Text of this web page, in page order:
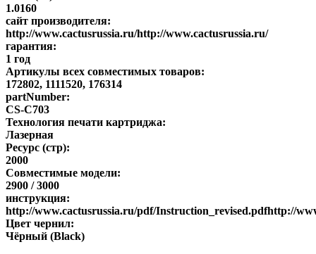
1.0160
сайт производителя:
http://www.cactusrussia.ru/http://www.cactusrussia.ru/
гарантия:
1 год
Артикулы всех совместимых товаров:
172802, 1111520, 176314
partNumber:
CS-C703
Технология печати картриджа:
Лазерная
Ресурс (стр):
2000
Совместимые модели:
2900 / 3000
инструкция:
http://www.cactusrussia.ru/pdf/Instruction_revised.pdfhttp://
Цвет чернил:
Чёрный (Black)